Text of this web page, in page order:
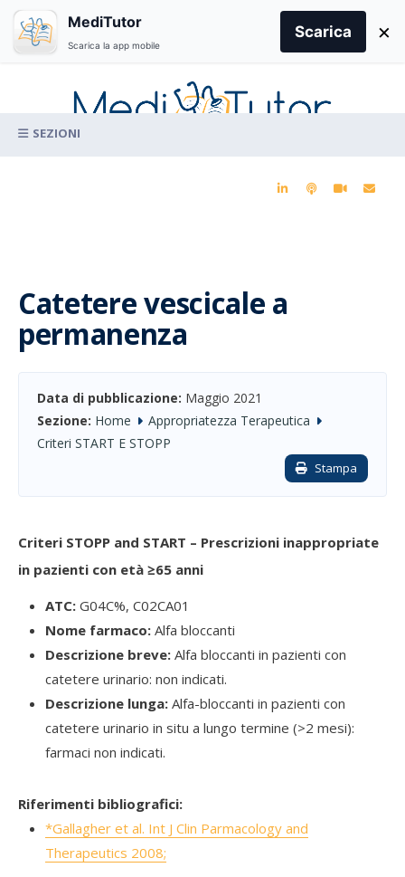
content
Catetere vescicale a
permanenza
Data di pubblicazione: Maggio 2021
Sezione: Home
Appropriatezza Terapeutica
Criteri START E STOPP
Stampa
Criteri STOPP and START – Prescrizioni inappropriate
in pazienti con età ≥65 anni
ATC: G04C%, C02CA01
Nome farmaco: Alfa bloccanti
Descrizione breve: Alfa bloccanti in pazienti con
catetere urinario: non indicati.
Descrizione lunga: Alfa-bloccanti in pazienti con
catetere urinario in situ a lungo termine (>2 mesi):
farmaci non indicati.
Riferimenti bibliografici:
*Gallagher et al. Int J Clin Parmacology and
Therapeutics 2008;
for:
MediTutor
Scarica la app mobile
Scarica ×